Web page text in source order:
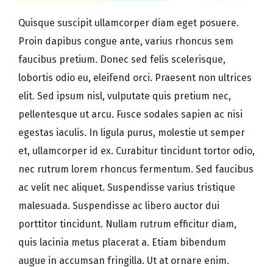
Quisque suscipit ullamcorper diam eget posuere.
Proin dapibus congue ante, varius rhoncus sem
faucibus pretium. Donec sed felis scelerisque,
lobortis odio eu, eleifend orci. Praesent non ultrices
elit. Sed ipsum nisl, vulputate quis pretium nec,
pellentesque ut arcu. Fusce sodales sapien ac nisi
egestas iaculis. In ligula purus, molestie ut semper
et, ullamcorper id ex. Curabitur tincidunt tortor odio,
nec rutrum lorem rhoncus fermentum. Sed faucibus
ac velit nec aliquet. Suspendisse varius tristique
malesuada. Suspendisse ac libero auctor dui
porttitor tincidunt. Nullam rutrum efficitur diam,
quis lacinia metus placerat a. Etiam bibendum
augue in accumsan fringilla. Ut at ornare enim.